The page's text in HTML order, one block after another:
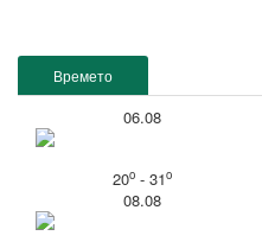
Времето
06.08
20o- 31o
08.08